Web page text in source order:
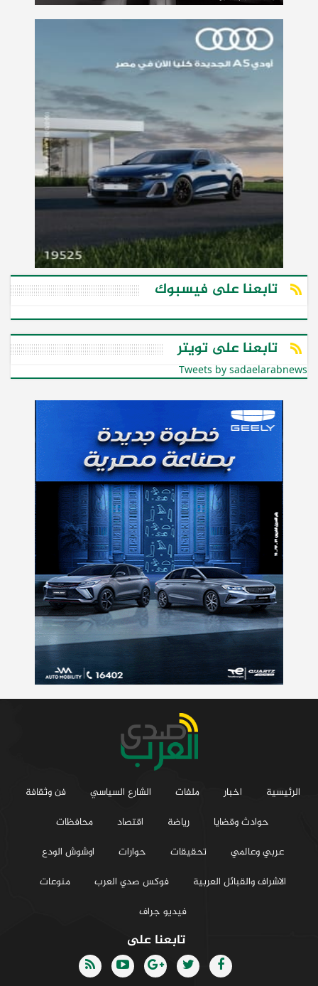
تابعنا على فيسبوك
تابعنا على تويتر
Tweets by sadaelarabnews
الرئيسية اخبار ملفات الشارع السياسي
فن وثقافة
حوادث وقضايا
رياضة اقتصاد
محافظات
عربي وعالمي
تحقيقات حوارات
اوشوش الودع
الاشراف والقبائل العربية
فوكس صدي العرب
منوعات
فيديو جراف
تابعنا على